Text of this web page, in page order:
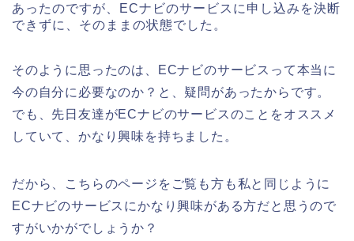
あったのですが、ECナビのサービスに申し込みを決断
できずに、そのままの状態でした。
そのように思ったのは、ECナビのサービスって本当に
今の自分に必要なのか？と、疑問があったからです。
でも、先日友達がECナビのサービスのことをオススメ
していて、かなり興味を持ちました。
だから、こちらのページをご覧も方も私と同じように
ECナビのサービスにかなり興味がある方だと思うので
すがいかがでしょうか？